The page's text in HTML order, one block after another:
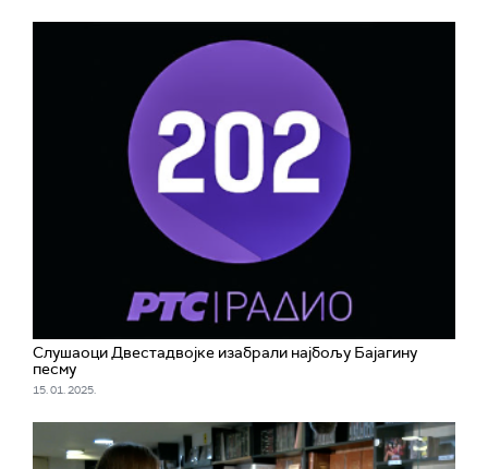
Слушаоци Двестадвојке изабрали најбољу Бајагину
песму
15. 01. 2025.